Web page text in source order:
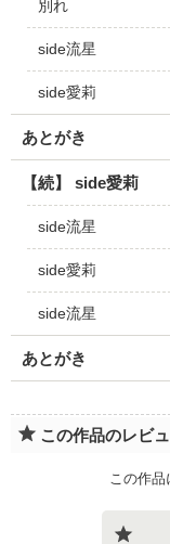
別れ
side流星
side愛莉
あとがき
【続】 side愛莉
side流星
side愛莉
side流星
あとがき
この作品のレビ
この作品